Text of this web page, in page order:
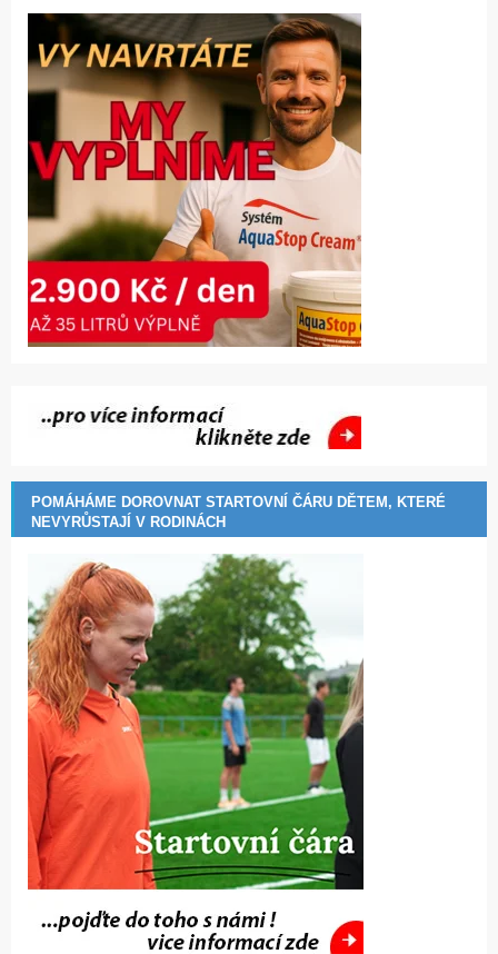
POMÁHÁME DOROVNAT STARTOVNÍ ČÁRU DĚTEM, KTERÉ
NEVYRŮSTAJÍ V RODINÁCH